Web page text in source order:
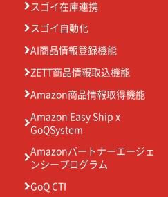
スゴイ在庫連携
スゴイ自動化
AI商品情報登録機能
ZETT商品情報取込機能
Amazon商品情報取得機能
Amazon Easy Ship x
GoQSystem
Amazonパートナーエージェ
ンシープログラム
GoQ CTI